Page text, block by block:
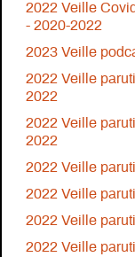
2022 Veille
- 2020-2022
2023 Veille
2022 Veille
2022
2022 Veille
2022
2022 Veille
2022 Veille
2022 Veille
2022 Veille